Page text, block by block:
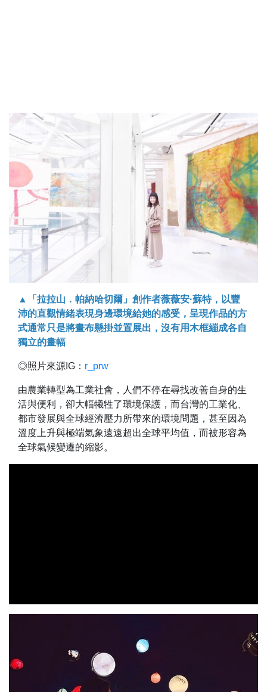
▲「拉拉山．帕納哈切爾」創作者薇薇安·蘇特，以豐
沛的直觀情緒表現身邊環境給她的感受，呈現作品的方
式通常只是將畫布懸掛並置展出，沒有用木框繃成各自
獨立的畫幅
◎照片來源IG： r_prw
由農業轉型為工業社會，人們不停在尋找改善自身的生
活與便利，卻大幅犧牲了環境保護，而台灣的工業化、
都市發展與全球經濟壓力所帶來的環境問題，甚至因為
溫度上升與極端氣象遠遠超出全球平均值，而被形容為
全球氣候變遷的縮影。